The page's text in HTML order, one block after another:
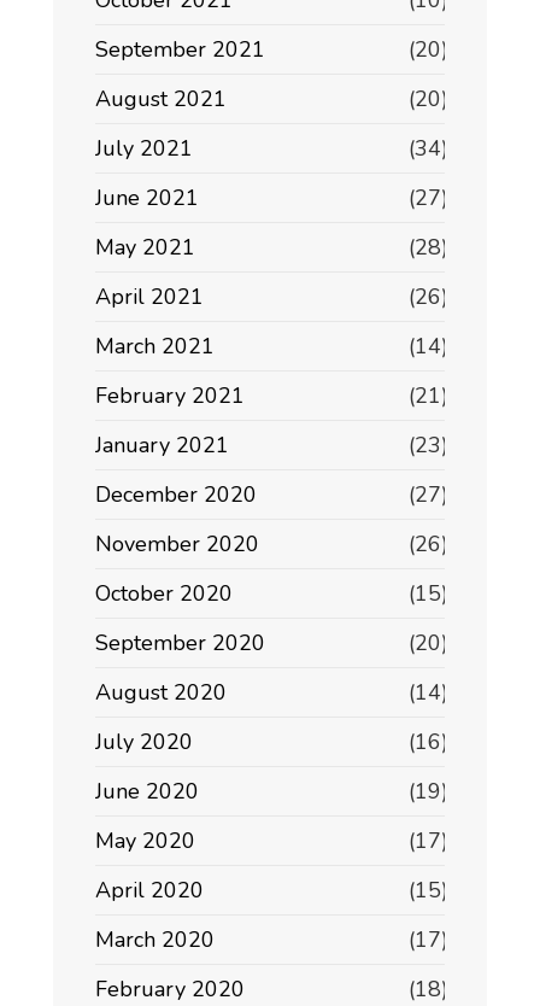
September 2021
(20)
August 2021
(20)
July 2021
(34)
June 2021
(27)
May 2021
(28)
April 2021
(26)
March 2021
(14)
February 2021
(21)
January 2021
(23)
December 2020
(27)
November 2020
(26)
October 2020
(15)
September 2020
(20)
August 2020
(14)
July 2020
(16)
June 2020
(19)
May 2020
(17)
April 2020
(15)
March 2020
(17)
February 2020
(18)